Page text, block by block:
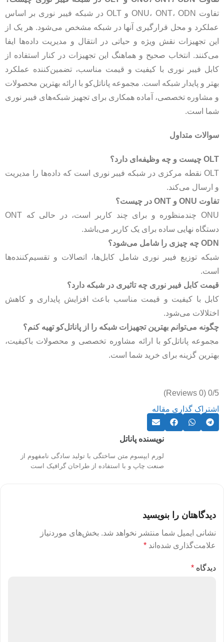
تفاوت ONU، ONT، ODN و OLT در شبکه فیبر نوری بر اساس
عملکرد و محل قرارگیری آنها در شبکه مشخص می‌شود. هر یک از
این تجهیزات نقش ویژه و حیاتی در انتقال و مدیریت داده‌ها ایفا
می‌کنند. انتخاب صحیح و هماهنگ این تجهیزات در کنار استفاده از
کابل فیبر نوری با کیفیت و قیمت مناسب، تضمین‌کننده عملکرد
بهتر و پایدار شبکه است. مجموعه پاناتل‌کو با ارائه بهترین محصولات
و مشاوره تخصصی، آماده همکاری برای تجهیز شبکه‌های فیبر نوری
شما است.
سوالات متداول
OLT چیست و چه وظیفه‌ای دارد؟
OLT نقطه مرکزی در شبکه فیبر نوری است که داده‌ها را مدیریت
و ارسال می‌کند.
تفاوت ONU و ONT در چیست؟
ONU چندمنظوره و برای چند کاربر است، در حالی که ONT
دستگاه نهایی ساده برای یک کاربر می‌باشد.
ODN چه چیزی را شامل می‌شود؟
شبکه توزیع فیبر نوری شامل کابل‌ها، اتصالات و تقسیم‌کننده‌ها
است.
قیمت کابل فیبر نوری چه تاثیری در شبکه دارد؟
کابل با کیفیت و قیمت مناسب باعث افزایش پایداری و کاهش
اختلالات می‌شود.
چگونه می‌توانم بهترین تجهیزات شبکه را از پاناتل‌کو تهیه کنم؟
مجموعه پاناتل‌کو با ارائه مشاوره تخصصی و محصولات باکیفیت،
بهترین گزینه برای خرید شما است.
0/5
(0 Reviews)
اشتراک گذاری مقاله
نویسنده پاناتل
لورم ایپسوم متن ساختگی با تولید سادگی نامفهوم از
صنعت چاپ و با استفاده از طراحان گرافیک است
دیدگاهتان را بنویسید
نشانی ایمیل شما منتشر نخواهد شد. بخش‌های موردنیاز
علامت‌گذاری شده‌اند *
دیدگاه *